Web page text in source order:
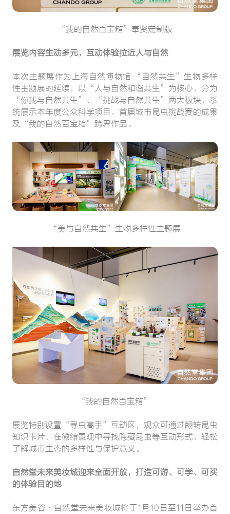
“我的自然百宝箱”奉贤定制版
展览内容生动多元，互动体验拉近人与自然
本次主题展作为上海自然博物馆 “自然共生”生物多样
性主题展的延续，以“人与自然和谐共生”为核心，分为
“你我与自然共生”、“挑战与自然共生”两大板块，系
统展示本年度公众科学项目、首届城市昆虫挑战赛的成果
及“我的自然百宝箱”跨界作品。
“美与自然共生”生物多样性主题展
“我的自然百宝箱”
展览特别设置“寻虫高手”互动区，观众可通过翻转昆虫
知识卡片、在微缩景观中寻找隐藏昆虫等互动形式，轻松
了解城市生态的多样性与保护意义。
自然堂未来美妆城迎来全面开放，打造可游、可学、可买
的体验目的地
东方美谷·自然堂未来美妆城将于1月10日至11日举办首